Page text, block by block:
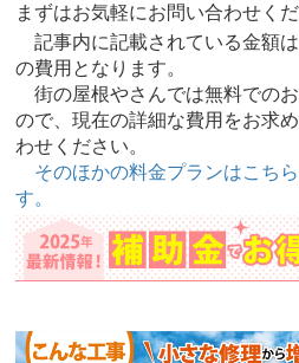
まずはお気軽にお問い合わせくだ
記事内に記載されている金額
の費用となります。
街の屋根やさんでは無料での
ので、現在の詳細な費用をお求
わせください。
そのほかの料金プランはこち
す。